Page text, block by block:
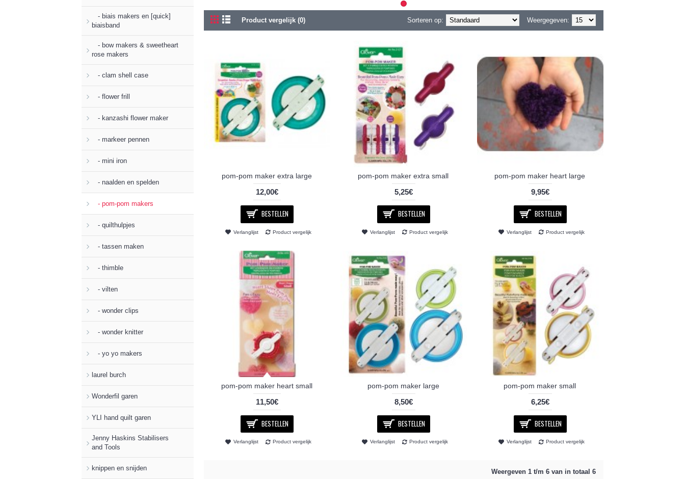
- biais makers en [quick]
biaisband
- bow makers & sweetheart
rose makers
- clam shell case
- flower frill
- kanzashi flower maker
- markeer pennen
- mini iron
- naalden en spelden
- pom-pom makers
- quilthulpjes
- tassen maken
- thimble
- vilten
- wonder clips
- wonder knitter
- yo yo makers
laurel burch
Wonderfil garen
YLI hand quilt garen
Jenny Haskins Stabilisers
and Tools
knippen en snijden
Product vergelijk (0) Weergegeven:
Sorteren op:
pom-pom maker extra large
12,00€
BESTELLEN
Verlanglijst Product vergelijk
pom-pom maker extra small
5,25€
BESTELLEN
Verlanglijst Product vergelijk
pom-pom maker heart large
9,95€
BESTELLEN
Verlanglijst Product vergelijk
pom-pom maker heart small
11,50€
BESTELLEN
Verlanglijst Product vergelijk
pom-pom maker large
8,50€
BESTELLEN
Verlanglijst Product vergelijk
pom-pom maker small
6,25€
BESTELLEN
Verlanglijst Product vergelijk
Weergeven 1 t/m 6 van in totaal 6